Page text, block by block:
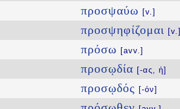
προσψαύω [v.]
προσψηφίζομαι [v.]
πρόσω [avv.]
προσῳδία [-ας, ἡ]
προσῳδός [-όν]